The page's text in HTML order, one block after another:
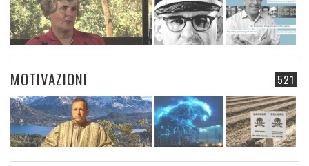
521
MOTIVAZIONI